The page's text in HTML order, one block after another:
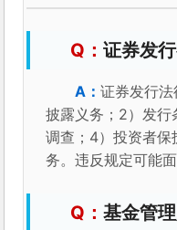
证券发
证券发行
披露义务；2）发
调查；4）投资者保
务。违反规定可能
基金管